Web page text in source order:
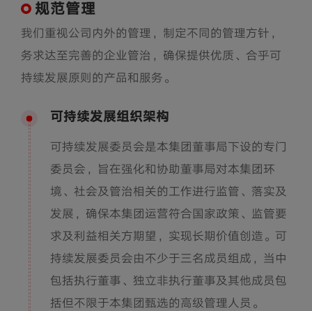
规范管理
我们重视公司内外的管理，制定不同的管理方针，
务求达至完善的企业管治，确保提供优质、合乎可
持续发展原则的产品和服务。
可持续发展组织架构
可持续发展委员会是本集团董事局下设的专门
委员会，旨在强化和协助董事局对本集团环
境、社会及管治相关的工作进行监管、落实及
发展，确保本集团运营符合国家政策、监管要
求及利益相关方期望，实现长期价值创造。可
持续发展委员会由不少于三名成员组成，当中
包括执行董事、独立非执行董事及其他成员包
括但不限于本集团甄选的高级管理人员。